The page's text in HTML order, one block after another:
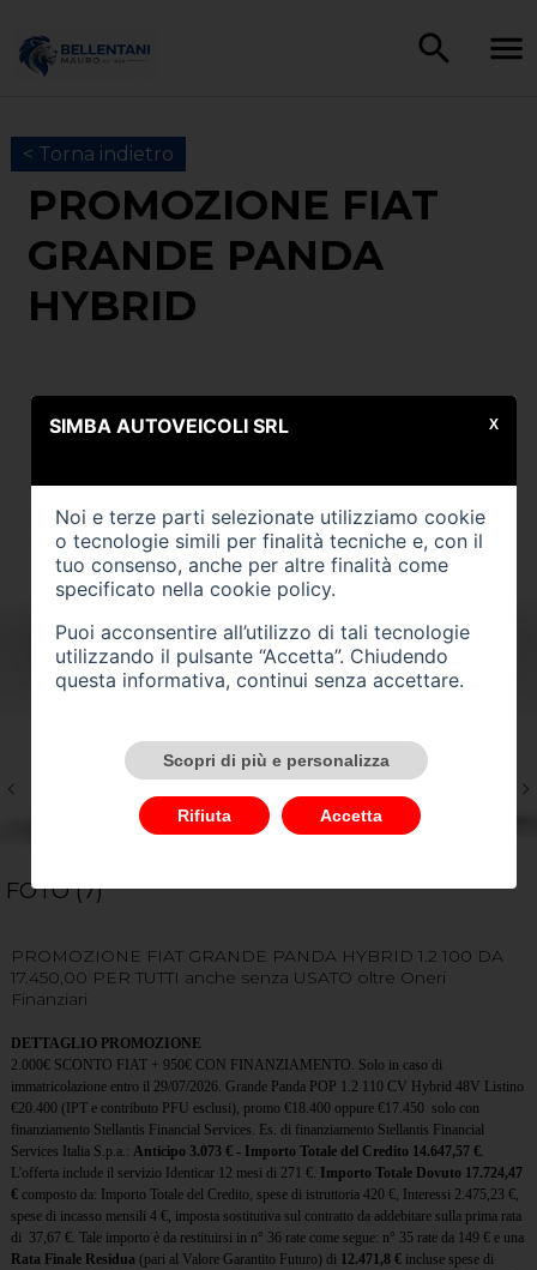
< Torna indietro
PROMOZIONE FIAT
GRANDE PANDA
HYBRID
FOTO (7)
PROMOZIONE FIAT GRANDE PANDA HYBRID 1.2 100 DA
17.450,00 PER TUTTI anche senza USATO oltre Oneri
Finanziari
DETTAGLIO PROMOZIONE
2.000€ SCONTO FIAT + 950€ CON FINANZIAMENTO. Solo in caso di
immatricolazione entro il 29/07/2026. Grande Panda POP 1.2 110 CV Hybrid 48V Listino
€20.400 (IPT e contributo PFU esclusi), promo €18.400 oppure €17.450 solo con
finanziamento Stellantis Financial Services. Es. di finanziamento Stellantis Financial
Services Italia S.p.a.: Anticipo 3.073 € - Importo Totale del Credito 14.647,57 €.
L'offerta include il servizio Identicar 12 mesi di 271 €. Importo Totale Dovuto 17.724,47
€composto da: Importo Totale del Credito, spese di istruttoria 420 €, Interessi 2.475,23 €,
spese di incasso mensili 4 €, imposta sostitutiva sul contratto da addebitare sulla prima rata
di 37,67 €. Tale importo è da restituirsi in n° 36 rate come segue: n° 35 rate da 149 € e una
Rata Finale Residua(pari al Valore Garantito Futuro) di 12.471,8 € incluse spese di
SIMBA AUTOVEICOLI SRL
Noi e terze parti selezionate utilizziamo cookie
o tecnologie simili per finalità tecniche e, con il
tuo consenso, anche per altre finalità come
specificato nella cookie policy.
Puoi acconsentire all’utilizzo di tali tecnologie
utilizzando il pulsante “Accetta”. Chiudendo
questa informativa, continui senza accettare.
Scopri di più e personalizza
Rifiuta Accetta
X